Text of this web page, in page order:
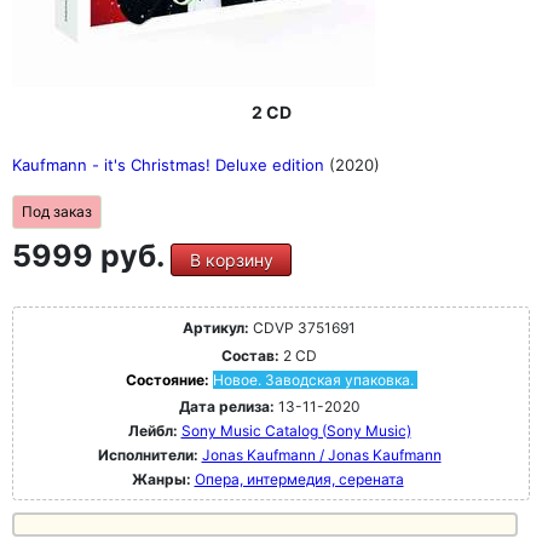
2 CD
Kaufmann - it's Christmas! Deluxe edition (2020)
Под заказ
5999 руб. В корзину
Артикул: CDVP 3751691
Состав: 2 CD
Состояние: Новое. Заводская упаковка.
Дата релиза: 13-11-2020
Лейбл: Sony Music Catalog (Sony Music)
Исполнители: Jonas Kaufmann / Jonas Kaufmann
Жанры: Опера, интермедия, серената